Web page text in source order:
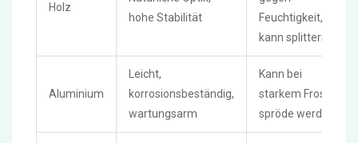
Holz
hohe Stabilität
Feuchtigkeit,
kann splittern
Aluminium
Leicht,
korrosionsbeständig,
wartungsarm
Kann bei
starkem Frost
spröde werden